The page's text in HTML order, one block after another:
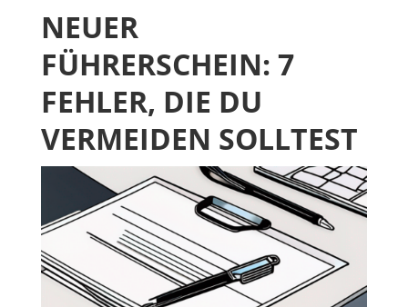
NEUER
FÜHRERSCHEIN: 7
FEHLER, DIE DU
VERMEIDEN SOLLTEST